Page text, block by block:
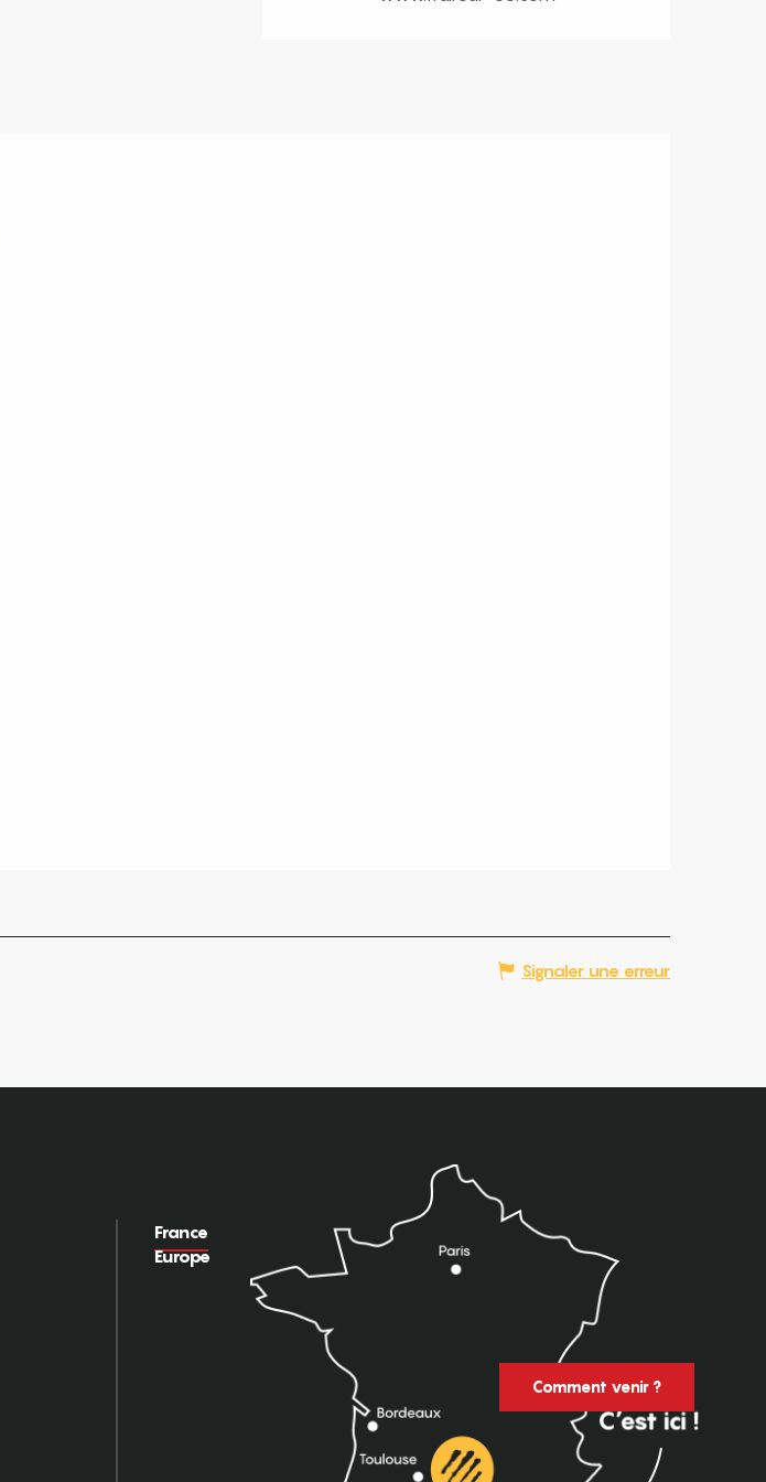
Signaler une erreur
France
Europe
Comment venir ?